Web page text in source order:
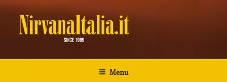
Salta
contenuto
NIRVANA ITALIA
Menu